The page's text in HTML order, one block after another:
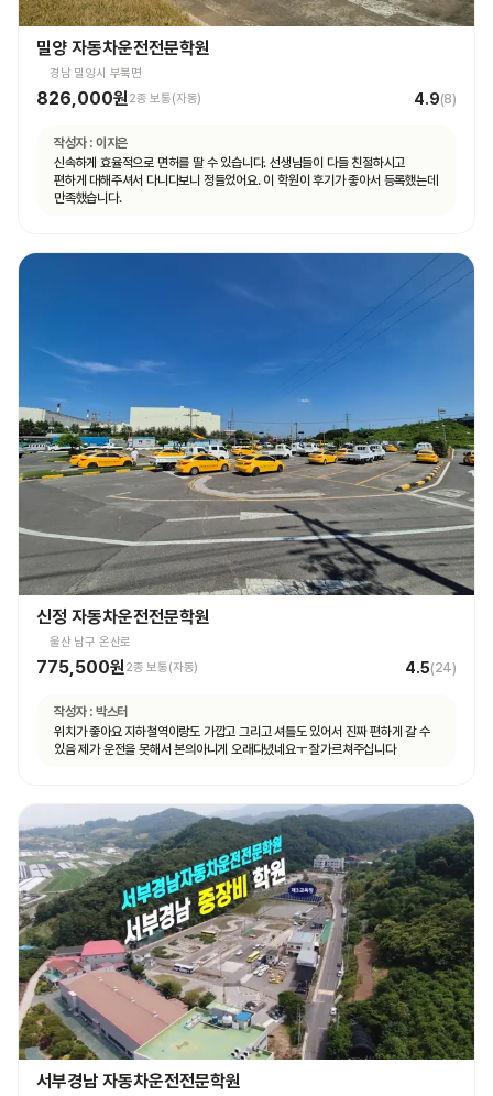
밀양 자동차운전전문학원
경남 밀양시 부북면
826,000원2종 보통(자동) 4.9(8)
작성자 : 이지은
신속하게 효율적으로 면허를 딸 수 있습니다. 선생님들이 다들 친절하시고
편하게 대해주셔서 다니다보니 정들었어요. 이 학원이 후기가 좋아서 등록했는데
만족했습니다.
신정 자동차운전전문학원
울산 남구 온산로
775,500원 2종 보통(자동) 4.5(24)
작성자 : 박스터
위치가 좋아요 지하철역이랑도 가깝고 그리고 셔틀도 있어서 진짜 편하게 갈 수
있음 제가 운전을 못해서 본의아니게 오래다녔네요ㅜ 잘가르쳐주십니다
서부경남 자동차운전전문학원